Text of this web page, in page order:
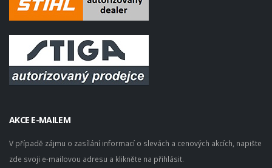
AKCE E-MAILEM
V případě zájmu o zasílání informací o slevách a cenových akcích, napište
zde svoji e-mailovou adresu a klikněte na přihlásit.